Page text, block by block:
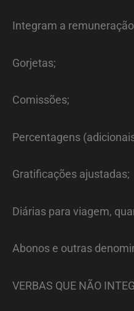
Integram a
Gorjetas;
Comissões;
Percentagens
Gratificações ajustadas;
Diárias para viagem,
Abonos e outras
VERBAS QUE NÃO